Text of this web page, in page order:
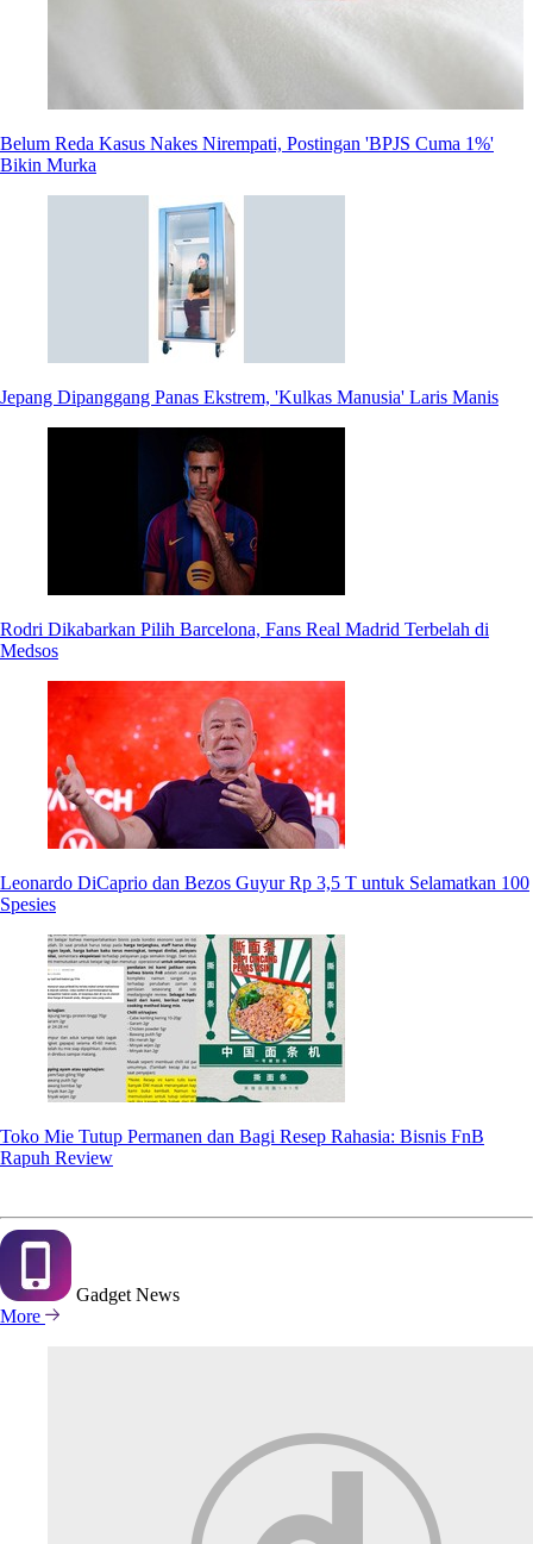
Belum Reda Kasus Nakes Nirempati, Postingan 'BPJS Cuma 1%'
Bikin Murka
Jepang Dipanggang Panas Ekstrem, 'Kulkas Manusia' Laris Manis
Rodri Dikabarkan Pilih Barcelona, Fans Real Madrid Terbelah di
Medsos
Leonardo DiCaprio dan Bezos Guyur Rp 3,5 T untuk Selamatkan 100
Spesies
Toko Mie Tutup Permanen dan Bagi Resep Rahasia: Bisnis FnB
Rapuh Review
Gadget News
More